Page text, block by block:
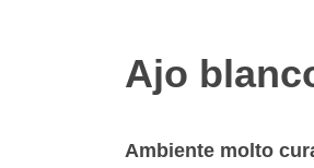
Ajo
Ambiente molto